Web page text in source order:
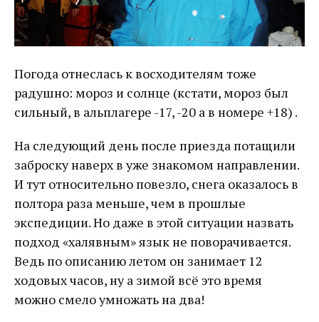
Погода отнеслась к восходителям тоже
радушно: мороз и солнце (кстати, мороз был
сильный, в альплагере -17, -20 а в номере +18) .
На следующий день после приезда потащили
заброску наверх в уже знакомом направлении.
И тут относительно повезло, снега оказалось в
полтора раза меньше, чем в прошлые
экспедиции. Но даже в этой ситуации назвать
подход «халявным» язык не поворачивается.
Ведь по описанию летом он занимает 12
ходовых часов, ну а зимой всё это время
можно смело умножать на два!